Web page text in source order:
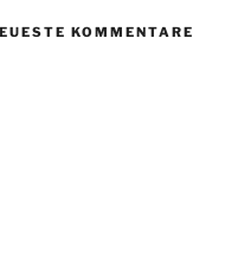
KOMMENTARE